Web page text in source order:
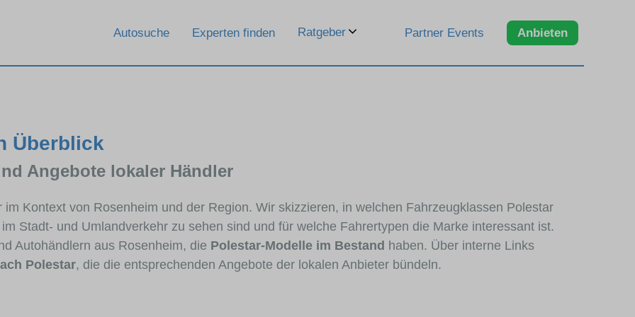
Autosuche Experten finden Ratgeber Partner Events Anbieten
Überblick
Angebote lokaler Händler
Kontext von Rosenheim und der Region. Wir skizzieren, in welchen Fahrzeugklassen Polestar
Stadt- und Umlandverkehr zu sehen sind und für welche Fahrertypen die Marke interessant ist.
Autohändlern aus Rosenheim, die Polestar-Modelle im Bestand haben. Über interne Links
Polestar, die die entsprechenden Angebote der lokalen Anbieter bündeln.